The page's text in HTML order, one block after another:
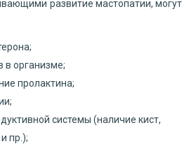
развитие мастопатии, могут
в организме;
пролактина;
системы (наличие кист,
пр.);